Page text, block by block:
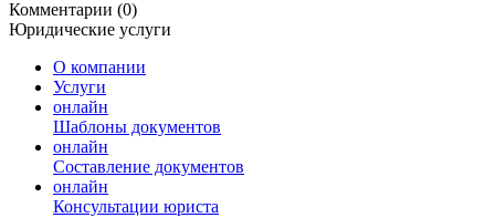
Комментарии (0)
Юридические услуги
О компании
Услуги
онлайн
Шаблоны документов
онлайн
Составление документов
онлайн
Консультации юриста